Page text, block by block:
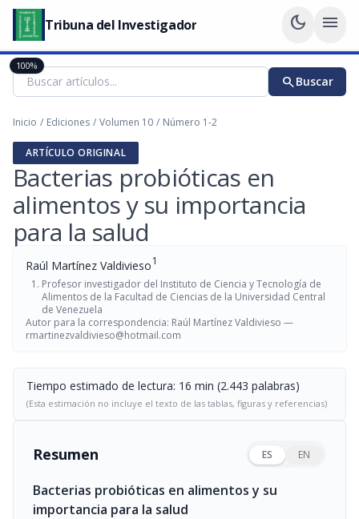
Tribuna del Investigador dark_mode menu
searchBuscar
Inicio / Ediciones / Volumen 10 / Número 1-2
ARTÍCULO ORIGINAL
Bacterias probióticas en
alimentos y su importancia
para la salud
Raúl Martínez Valdivieso1
Profesor investigador del Instituto de Ciencia y Tecnología de
Alimentos de la Facultad de Ciencias de la Universidad Central
de Venezuela
Autor para la correspondencia: Raúl Martínez Valdivieso —
rmartinezvaldivieso@hotmail.com
Tiempo estimado de lectura: 16 min (2.443 palabras)
(Esta estimación no incluye el texto de las tablas, figuras y referencias)
Resumen ES EN
Bacterias probióticas en alimentos y su
importancia para la salud
100%